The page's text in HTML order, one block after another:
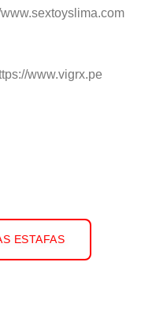
www.vigrx.pe
ESTAFAS